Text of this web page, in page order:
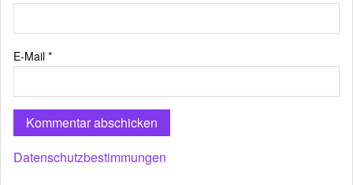
E-Mail *
Datenschutzbestimmungen